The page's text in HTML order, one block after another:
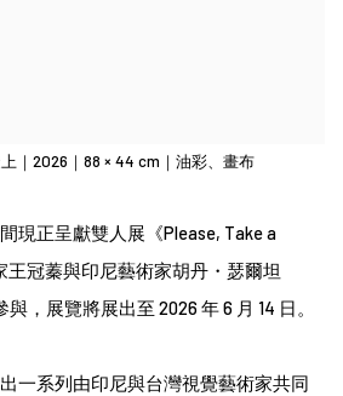
｜2026｜88 × 44 cm｜油彩、畫布
現正呈獻雙人展《Please, Take a
王冠蓁與印尼藝術家胡丹・瑟爾坦
與，展覽將展出至 2026 年 6 月 14 日。
一系列由印尼與台灣視覺藝術家共同